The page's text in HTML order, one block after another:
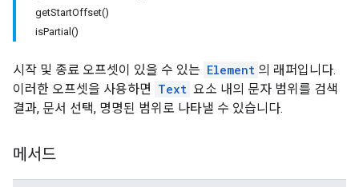
getStartOffset()
isPartial()
시작 및 종료 오프셋이 있을 수 있는 Element 의 래퍼입니다.
이러한 오프셋을 사용하면 Text 요소 내의 문자 범위를 검색
결과, 문서 선택, 명명된 범위로 나타낼 수 있습니다.
메서드